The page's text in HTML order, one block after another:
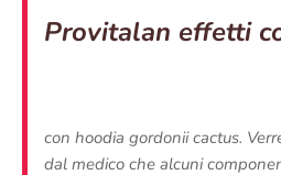
Provitalan effetti
con hoodia gordonii cactus.
dal medico che alcuni